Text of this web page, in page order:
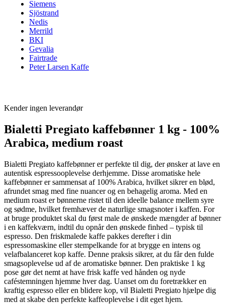
Siemens
Sjöstrand
Nedis
Merrild
BKI
Gevalia
Fairtrade
Peter Larsen Kaffe
Kender ingen leverandør
Bialetti Pregiato kaffebønner 1 kg - 100%
Arabica, medium roast
Bialetti Pregiato kaffebønner er perfekte til dig, der ønsker at lave en
autentisk espressooplevelse derhjemme. Disse aromatiske hele
kaffebønner er sammensat af 100% Arabica, hvilket sikrer en blød,
afrundet smag med fine nuancer og en behagelig aroma. Med en
medium roast er bønnerne ristet til den ideelle balance mellem syre
og sødme, hvilket fremhæver de naturlige smagsnoter i kaffen. For
at bruge produktet skal du først male de ønskede mængder af bønner
i en kaffekværn, indtil du opnår den ønskede finhed – typisk til
espresso. Den friskmalede kaffe pakkes derefter i din
espressomaskine eller stempelkande for at brygge en intens og
velafbalanceret kop kaffe. Denne praksis sikrer, at du får den fulde
smagsoplevelse ud af de aromatiske bønner. Den praktiske 1 kg
pose gør det nemt at have frisk kaffe ved hånden og nyde
caféstemningen hjemme hver dag. Uanset om du foretrækker en
kraftig espresso eller en blidere kop, vil Bialetti Pregiato hjælpe dig
med at skabe den perfekte kaffeoplevelse i dit eget hjem.